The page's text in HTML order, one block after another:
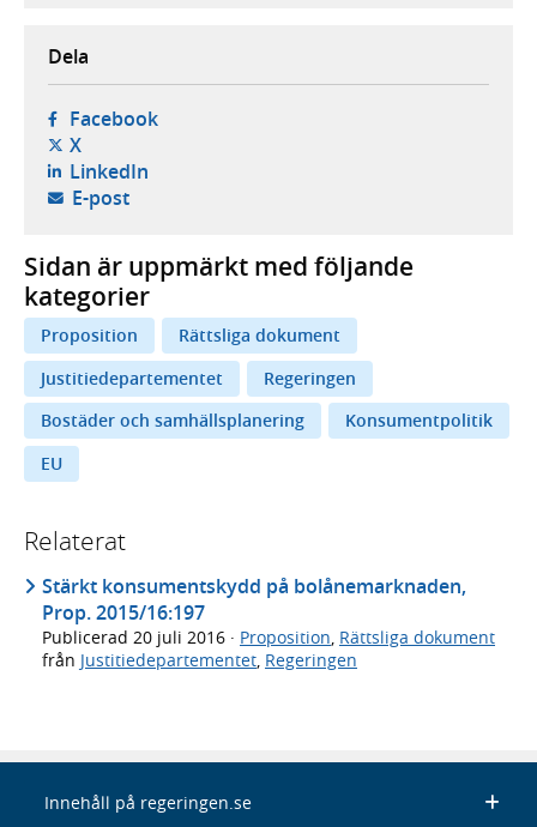
Dela
Facebook- öppnas i ny flik, extern webbplats,
X- öppnas i ny flik, extern webbplats,
LinkedIn- öppnas i ny flik, extern webbplats,
E-post- öppnar din e-postklient,
Sidan är uppmärkt med följande
kategorier
Proposition
Rättsliga dokument
Justitiedepartementet
Regeringen
Bostäder och samhällsplanering
Konsumentpolitik
EU
Relaterat
Stärkt konsumentskydd på bolånemarknaden,
Prop. 2015/16:197
Publicerad 20 juli 2016 · Proposition, Rättsliga dokument
från Justitiedepartementet, Regeringen
Innehåll på regeringen.se